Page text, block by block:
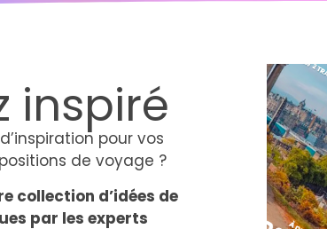
inspiré
pour vos
de voyage ?
collection d’idées de
par les experts